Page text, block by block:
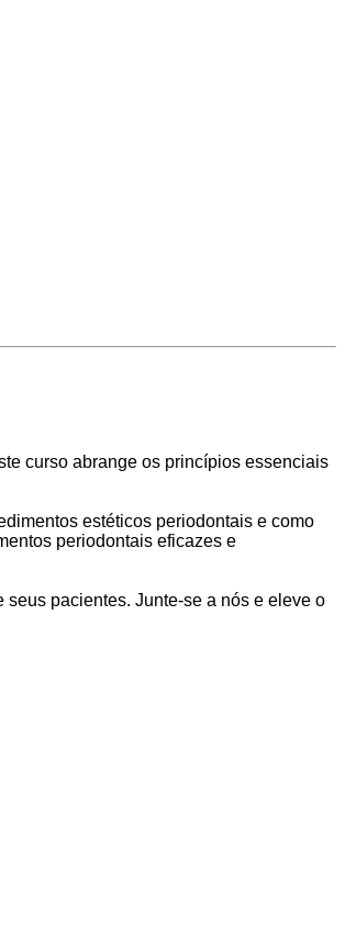
curso abrange os princípios essenciais
estéticos periodontais e como
periodontais eficazes e
pacientes. Junte-se a nós e eleve o